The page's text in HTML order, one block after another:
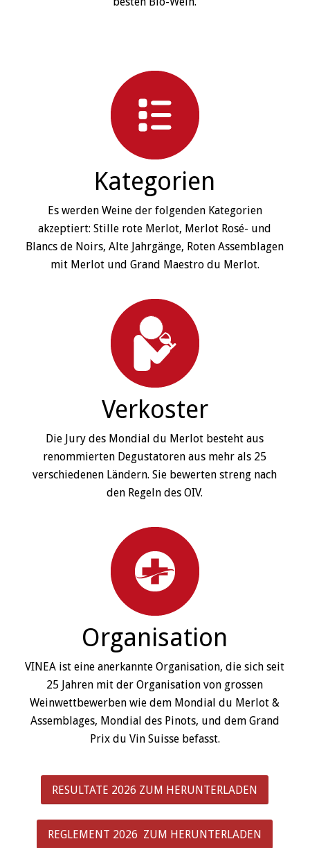
Kategorien
Es werden Weine der folgenden Kategorien
akzeptiert: Stille rote Merlot, Merlot Rosé- und
Blancs de Noirs, Alte Jahrgänge, Roten Assemblagen
mit Merlot und Grand Maestro du Merlot.
Verkoster
Die Jury des Mondial du Merlot besteht aus
renommierten Degustatoren aus mehr als 25
verschiedenen Ländern. Sie bewerten streng nach
den Regeln des OIV.
Organisation
VINEA ist eine anerkannte Organisation, die sich seit
25 Jahren mit der Organisation von grossen
Weinwettbewerben wie dem Mondial du Merlot &
Assemblages, Mondial des Pinots, und dem Grand
Prix du Vin Suisse befasst.
RESULTATE 2026 ZUM HERUNTERLADEN
REGLEMENT 2026 ZUM HERUNTERLADEN